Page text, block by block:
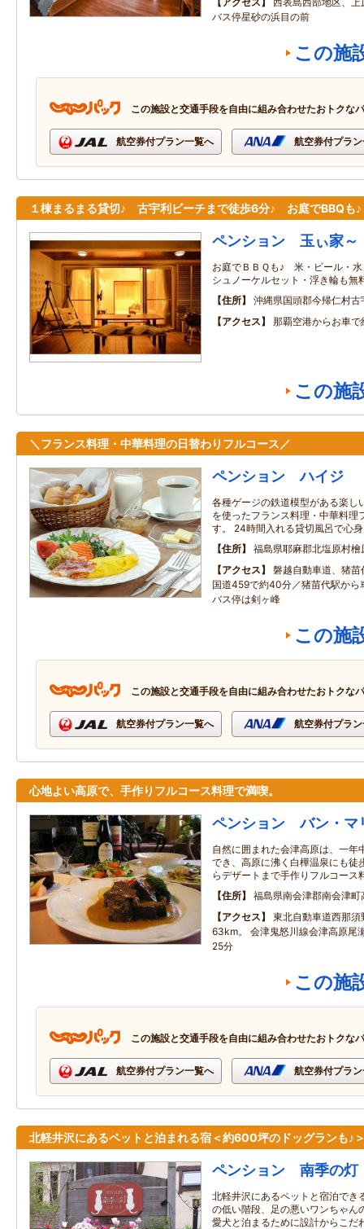
バス停星砂の浜目の前
この施
この施設と交通手段を自由に組み合わせたおトクな
航空券付プラン一覧へ 航空券付プラ
１棟まるまる貸切♪ 古宇利ビーチまで徒歩6分♪ お庭でBBQも♪
ペンション 玉ぃ家～
お庭でＢＢＱも♪ 米・ビール・
シュノーケルセット・浮き輪も無
住所
沖縄県国頭郡今帰仁村古
アクセス
那覇空港からお車で
この施
＼フランス料理・中華料理の日替わりフルコース／
ペンション ハイジ
各種ゲージの鉄道模型がある楽し
を使ったフランス料理・中華料理
す。 24時間入れる貸切風呂で心
住所
福島県耶麻郡北塩原村
アクセス
磐越自動車道、猪
国道459で約40分／猪苗代駅から
バス停は剣ヶ峰
この施
この施設と交通手段を自由に組み合わせたおトクな
航空券付プラン一覧へ 航空券付プラ
心地よい高原で、手作りフルコース料理で満喫。
ペンション バン・マ
自然に囲まれた会津高原は、一年
でき、高原に沸く白樺温泉にも徒
らデザートまで手作りフルコース
住所
福島県南会津郡南会津町
アクセス
東北自動車道西那須
63km。 会津鬼怒川線会津高原尾
25分
この施
この施設と交通手段を自由に組み合わせたおトクな
航空券付プラン一覧へ 航空券付プラ
北軽井沢にあるペットと泊まれる宿＜約600坪のドッグランも♪
ペンション 南季の灯
北軽井沢にあるペットと宿泊でき
の低い階段、足の悪いワンちゃん
愛犬と泊まるために設計からこだ